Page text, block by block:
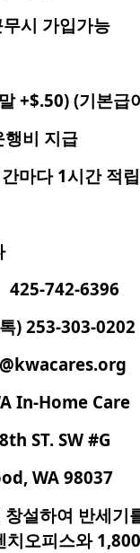
시 가입가능
+$.50) (기본급
비 지급
마다 1시간 적
6396
303-0202
In-Home Care
th ST. SW #G
98037
설하여 반세기
치오피스와